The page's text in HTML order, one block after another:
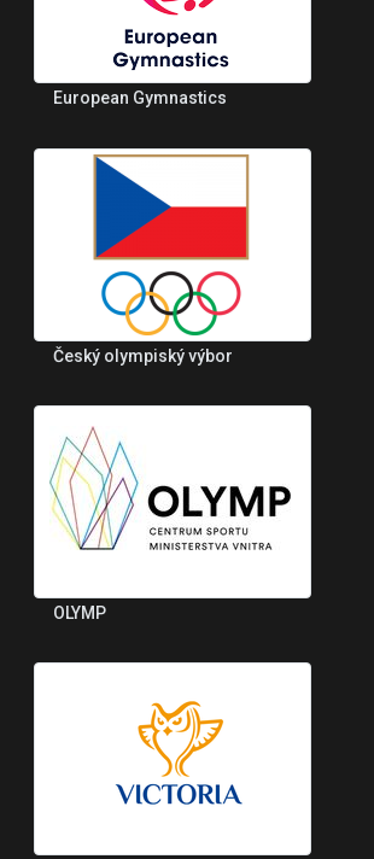
European Gymnastics
Český olympiský výbor
OLYMP